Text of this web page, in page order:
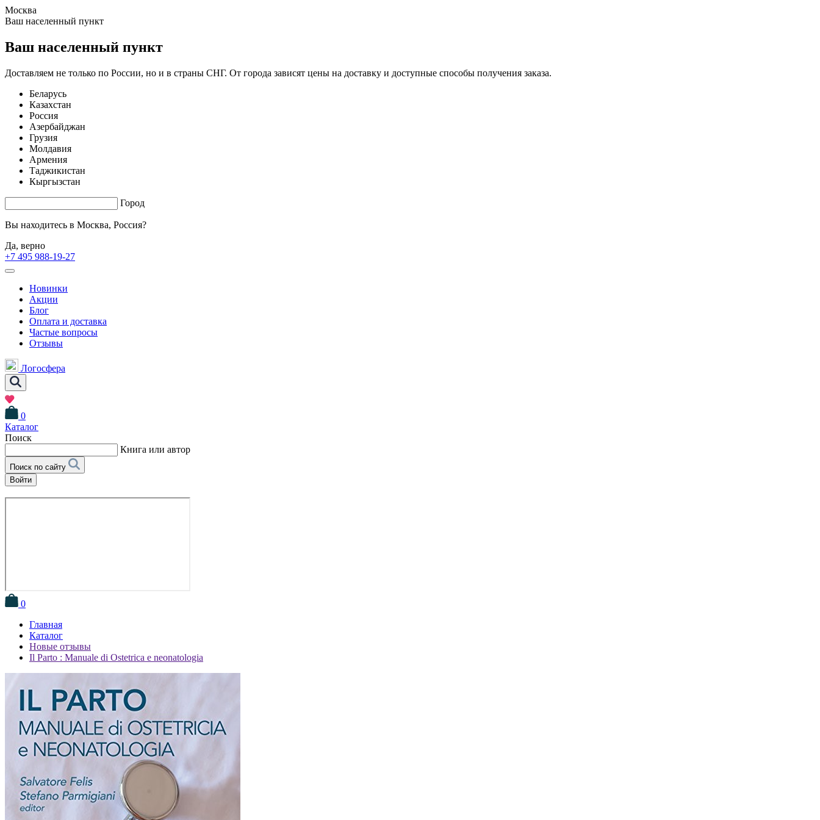
Москва
Ваш населенный пункт
Ваш населенный пункт
Доставляем не только по России, но и в страны СНГ. От города зависят цены на доставку и доступные способы получения заказа.
Беларусь
Казахстан
Россия
Азербайджан
Грузия
Молдавия
Армения
Таджикистан
Кыргызстан
Город
Вы находитесь в Москва, Россия?
Да, верно
+7 495 988-19-27
Новинки
Акции
Блог
Оплата и доставка
Частые вопросы
Отзывы
Логосфера
0
Каталог
Поиск
Книга или автор
Поиск по сайту
Войти
0
Главная
Каталог
Новые отзывы
Il Parto : Manuale di Ostetrica e neonatologia